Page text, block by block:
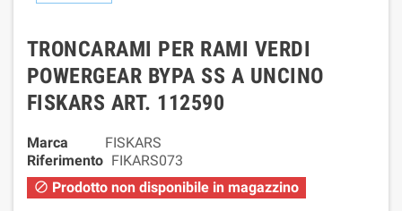
TRONCARAMI PER RAMI VERDI
POWERGEAR BYPA SS A UNCINO
FISKARS ART. 112590
Marca
FISKARS
Riferimento FIKARS073
 Prodotto non disponibile in magazzino